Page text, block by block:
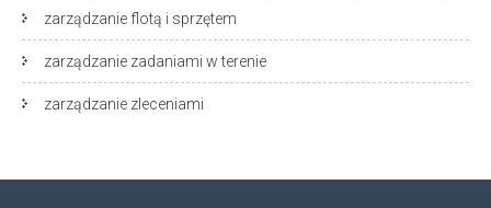
zarządzanie flotą i sprzętem
zarządzanie zadaniami w terenie
zarządzanie zleceniami